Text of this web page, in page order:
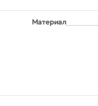
Материал